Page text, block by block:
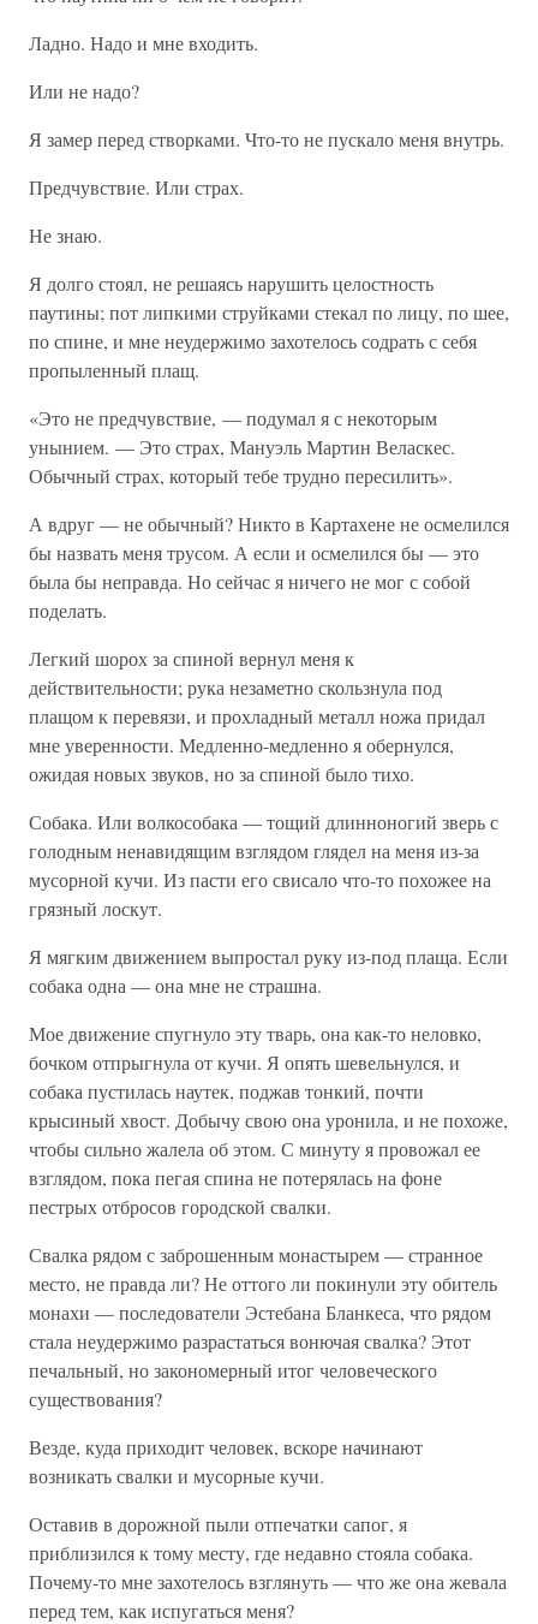
Ладно. Надо и мне входить.
Или не надо?
Я замер перед створками. Что-то не пускало меня внутрь.
Предчувствие. Или страх.
Не знаю.
Я долго стоял, не решаясь нарушить целостность
паутины; пот липкими струйками стекал по лицу, по шее,
по спине, и мне неудержимо захотелось содрать с себя
пропыленный плащ.
«Это не предчувствие, — подумал я с некоторым
унынием. — Это страх, Мануэль Мартин Веласкес.
Обычный страх, который тебе трудно пересилить».
А вдруг — не обычный? Никто в Картахене не осмелился
бы назвать меня трусом. А если и осмелился бы — это
была бы неправда. Но сейчас я ничего не мог с собой
поделать.
Легкий шорох за спиной вернул меня к
действительности; рука незаметно скользнула под
плащом к перевязи, и прохладный металл ножа придал
мне уверенности. Медленно-медленно я обернулся,
ожидая новых звуков, но за спиной было тихо.
Собака. Или волкособака — тощий длинноногий зверь с
голодным ненавидящим взглядом глядел на меня из-за
мусорной кучи. Из пасти его свисало что-то похожее на
грязный лоскут.
Я мягким движением выпростал руку из-под плаща. Если
собака одна — она мне не страшна.
Мое движение спугнуло эту тварь, она как-то неловко,
бочком отпрыгнула от кучи. Я опять шевельнулся, и
собака пустилась наутек, поджав тонкий, почти
крысиный хвост. Добычу свою она уронила, и не похоже,
чтобы сильно жалела об этом. С минуту я провожал ее
взглядом, пока пегая спина не потерялась на фоне
пестрых отбросов городской свалки.
Свалка рядом с заброшенным монастырем — странное
место, не правда ли? Не оттого ли покинули эту обитель
монахи — последователи Эстебана Бланкеса, что рядом
стала неудержимо разрастаться вонючая свалка? Этот
печальный, но закономерный итог человеческого
существования?
Везде, куда приходит человек, вскоре начинают
возникать свалки и мусорные кучи.
Оставив в дорожной пыли отпечатки сапог, я
приблизился к тому месту, где недавно стояла собака.
Почему-то мне захотелось взглянуть — что же она жевала
перед тем, как испугаться меня?